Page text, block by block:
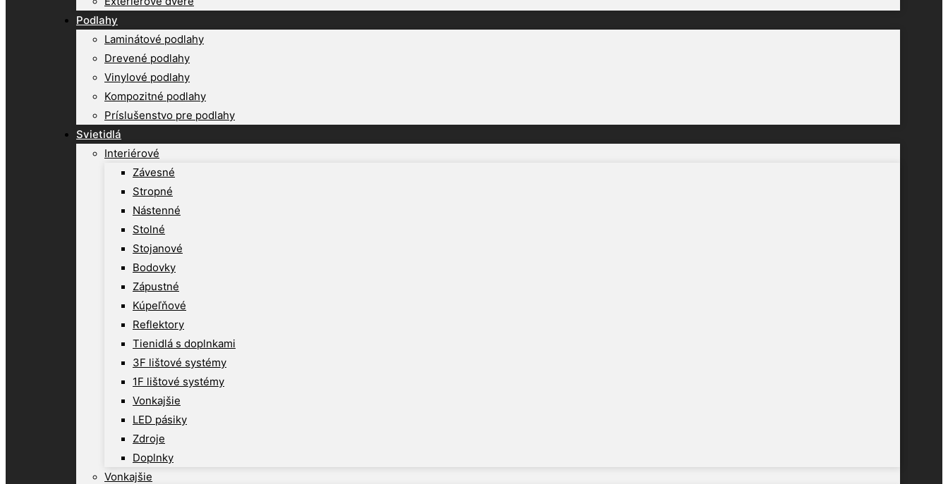
Podlahy
Laminátové podlahy
Drevené podlahy
Vinylové podlahy
Kompozitné podlahy
Príslušenstvo pre podlahy
Svietidlá
Interiérové
Závesné
Stropné
Nástenné
Stolné
Stojanové
Bodovky
Zápustné
Kúpeľňové
Reflektory
Tienidlá s doplnkami
3F lištové systémy
1F lištové systémy
Vonkajšie
LED pásiky
Zdroje
Doplnky
Vonkajšie